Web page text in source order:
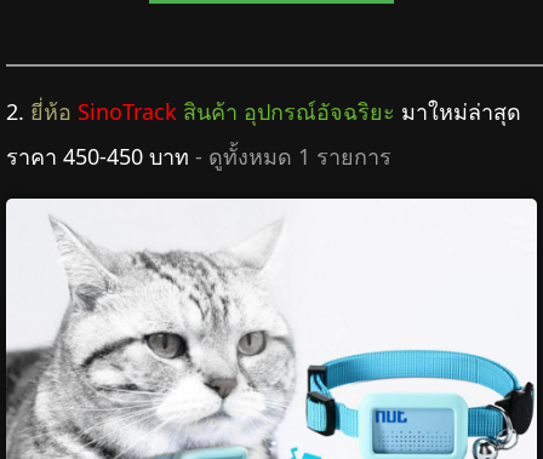
2. ยี่ห้อ SinoTrack สินค้า อุปกรณ์อัจฉริยะ มาใหม่ล่าสุด
ราคา 450-450 บาท - ดูทั้งหมด 1 รายการ